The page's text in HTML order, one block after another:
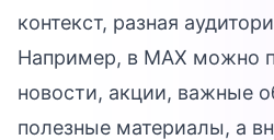
контекст, разная
Например, в MAX можно
новости, акции, важные
полезные материалы, а